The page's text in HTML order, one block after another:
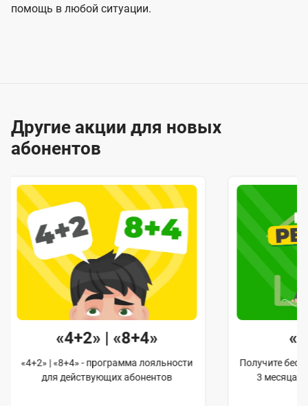
помощь в любой ситуации.
Другие акции для новых
абонентов
«4+2» | «8+4»
«4+2» | «8+4» - программа лояльности
для действующих абонентов
Получите
3 месяца